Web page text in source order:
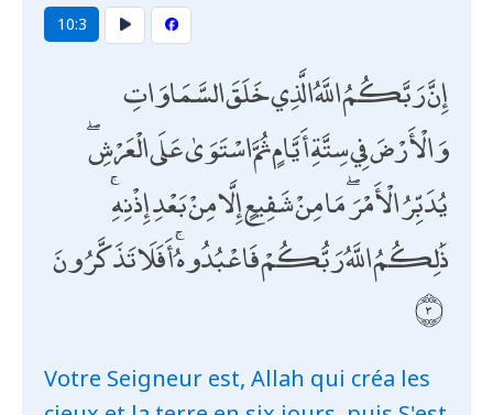
10:3
إِنَّ رَبَّكُمُ اللَّهُ الَّذِي خَلَقَ السَّمَاوَاتِ
وَالْأَرْضَ فِي سِتَّةِ أَيَّامٍ ثُمَّ اسْتَوَىٰ عَلَى الْعَرْشِ ۖ
يُدَبِّرُ الْأَمْرَ ۖ مَا مِنْ شَفِيعٍ إِلَّا مِنْ بَعْدِ إِذْنِهِ ۚ
ذَٰلِكُمُ اللَّهُ رَبُّكُمْ فَاعْبُدُوهُ ۚ أَفَلَا تَذَكَّرُونَ
Votre Seigneur est, Allah qui créa les